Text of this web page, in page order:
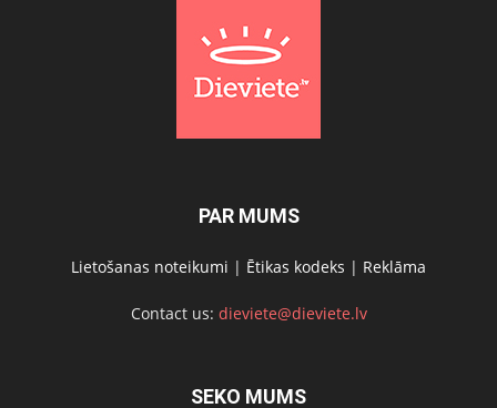
PAR MUMS
Lietošanas noteikumi | Ētikas kodeks | Reklāma
Contact us: dieviete@dieviete.lv
SEKO MUMS